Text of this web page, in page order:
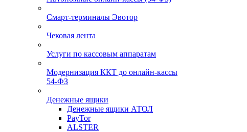
Смарт-терминалы Эвотор
Чековая лента
Услуги по кассовым аппаратам
Модернизация ККТ до онлайн-кассы
54-ФЗ
Денежные ящики
Денежные ящики АТОЛ
PayTor
ALSTER